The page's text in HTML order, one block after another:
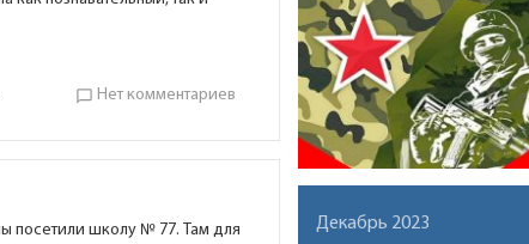
chat_bubble_outline Нет комментариев
посетили школу № 77. Там для
Декабрь 2023